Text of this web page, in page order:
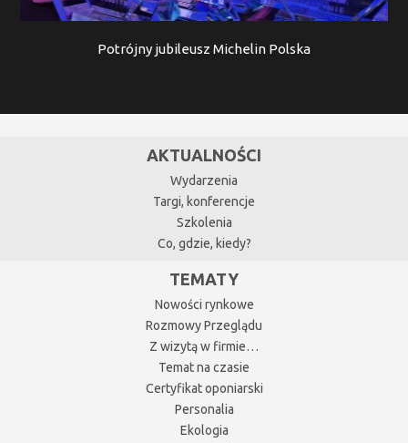
Potrójny jubileusz Michelin Polska
AKTUALNOŚCI
Wydarzenia
Targi, konferencje
Szkolenia
Co, gdzie, kiedy?
TEMATY
Nowości rynkowe
Rozmowy Przeglądu
Z wizytą w firmie…
Temat na czasie
Certyfikat oponiarski
Personalia
Ekologia